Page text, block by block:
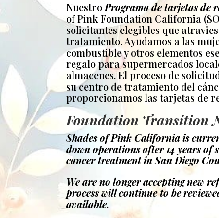
Nuestro Programa de tarjetas de
of Pink Foundation California
solicitantes elegibles que
tratamiento. Ayudamos a las
combustible y otros elementos
regalo para supermercados
almacenes. El proceso de
su centro de tratamiento del
proporcionamos las tarjetas de
Foundation Transition
Shades of Pink California is
down operations after 14 years of
cancer treatment in San Diego
We are no longer accepting new
process will continue to be
available.